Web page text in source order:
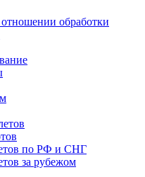
обработки
по РФ и СНГ
за рубежом